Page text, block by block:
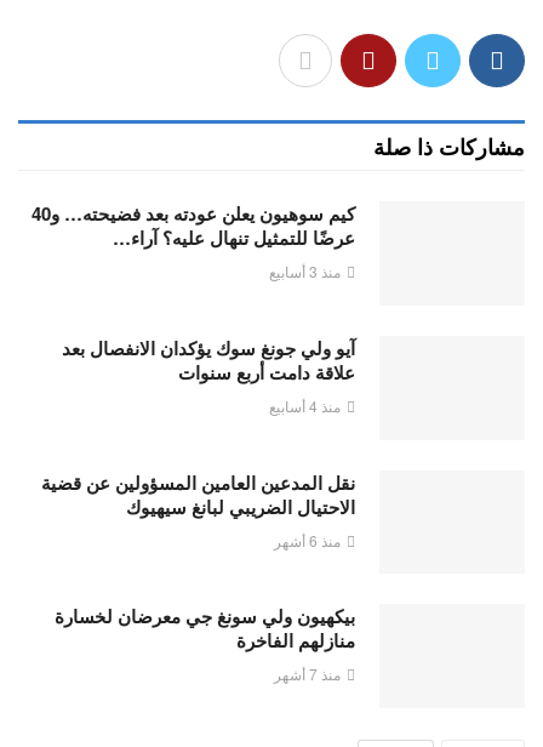
مشاركات ذا صلة
كيم سوهيون يعلن عودته بعد فضيحته… و40
عرضًا للتمثيل تنهال عليه؟ آراء…
منذ 3 أسابيع
آيو ولي جونغ سوك يؤكدان الانفصال بعد
علاقة دامت أربع سنوات
منذ 4 أسابيع
نقل المدعين العامين المسؤولين عن قضية
الاحتيال الضريبي لبانغ سيهيوك
منذ 6 أشهر
بيكهيون ولي سونغ جي معرضان لخسارة
منازلهم الفاخرة
منذ 7 أشهر